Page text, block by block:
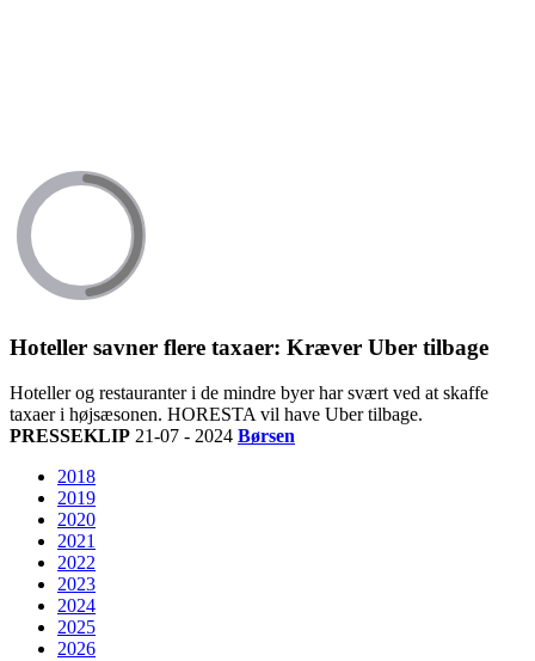
Hoteller savner flere taxaer: Kræver Uber tilbage
Hoteller og restauranter i de mindre byer har svært ved at skaffe
taxaer i højsæsonen. HORESTA vil have Uber tilbage.
PRESSEKLIP 21-07 - 2024 Børsen
2018
2019
2020
2021
2022
2023
2024
2025
2026